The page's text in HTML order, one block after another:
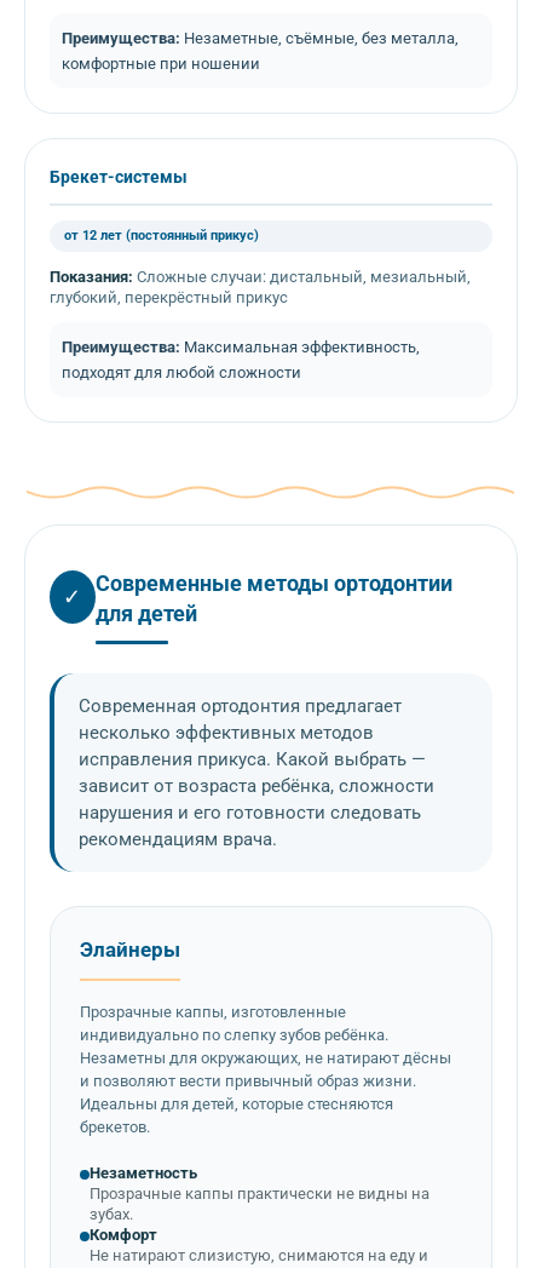
Преимущества: Незаметные, съёмные, без металла,
комфортные при ношении
Брекет-системы
от 12 лет (постоянный прикус)
Показания: Сложные случаи: дистальный, мезиальный,
глубокий, перекрёстный прикус
Преимущества: Максимальная эффективность,
подходят для любой сложности
✓
Современные методы ортодонтии
для детей
Современная ортодонтия предлагает
несколько эффективных методов
исправления прикуса. Какой выбрать —
зависит от возраста ребёнка, сложности
нарушения и его готовности следовать
рекомендациям врача.
Элайнеры
Прозрачные каппы, изготовленные
индивидуально по слепку зубов ребёнка.
Незаметны для окружающих, не натирают дёсны
и позволяют вести привычный образ жизни.
Идеальны для детей, которые стесняются
брекетов.
Незаметность
Прозрачные каппы практически не видны на
зубах.
Комфорт
Не натирают слизистую, снимаются на еду и